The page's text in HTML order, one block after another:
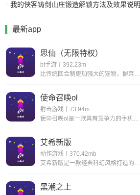
· 我的侠客铸剑山庄锻造解锁方法及效果说明
最新app
思仙（无限特权）
bt手游丨392.23m
比传统回合制更加强大的宠物，摒弃复杂的宠物合成，普通宠物都可以拥有15技能，更有逆天宠物神技，带你体验不一样的宠物养成。一键挂机，解放双手不用肝;无限商城，一莲玉领全奖励;首充神技，助你成就大侠路;满vip，登录就送v15。
使命召唤ol
射击游戏丨73.94m
使命召唤ol是一款具有竞争力的手机射击游戏。您一定会感到现实，丰富您的游戏体验并完成各种战斗任务以获得丰厚的回报。逼真的惊人武器带来了开创性的战斗，同时遵循经典的世界观并添加了全新的游戏玩法，玩家可以感受到射击的最大乐趣，并且玩家可以更好地
艾希新版
动作游戏丨370.42mb
艾希新版是一款经典科幻风格打造的动作格斗类手游，超华丽炫酷的场景地图给你带来无与伦比的视觉享受，进入这个独特的世界当中展开精彩绝伦的战斗旅程，享受前所未有的爽快动作打击手感!艾希新版游戏亮点丰富的场景地图，超科幻的未来场景多样化的武器选择，
黑潮之上